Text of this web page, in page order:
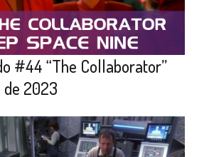
#44 “The Collaborator”
de 2023